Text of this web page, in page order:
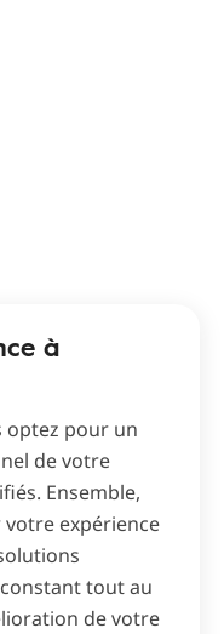
à
optez pour un
de votre
Ensemble,
expérience
tout au
de votre